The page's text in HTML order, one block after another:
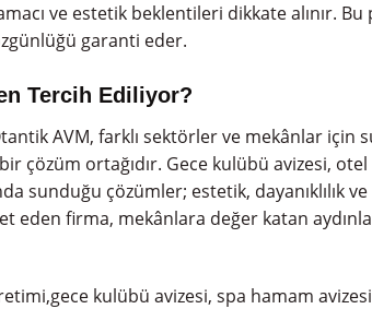
ve estetik beklentileri dikkate alınır.
garanti eder.
Tercih Ediliyor?
AVM, farklı sektörler ve mekânlar için
çözüm ortağıdır. Gece kulübü avizesi, otel
sunduğu çözümler; estetik, dayanıklılık
eden firma, mekânlara değer katan
kulübü avizesi, spa hamam